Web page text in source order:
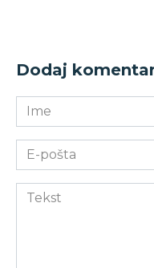
Dodaj
Ime
E-
pošta
Komentar